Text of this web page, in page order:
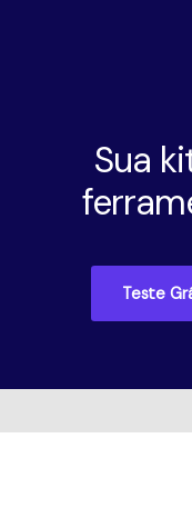
Sua
Teste